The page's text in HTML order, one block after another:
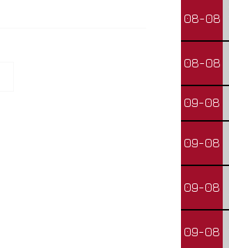
08-08
08-08
09-08
09-08
09-08
09-08